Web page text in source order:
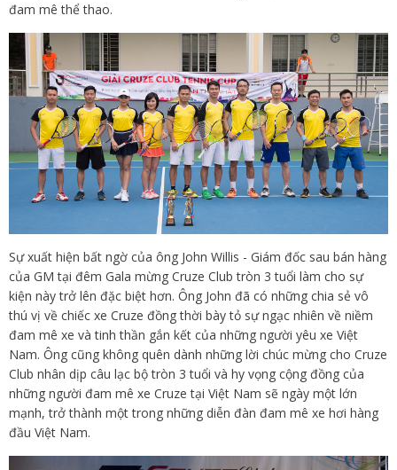
đam mê thể thao.
Sự xuất hiện bất ngờ của ông John Willis - Giám đốc sau bán hàng
của GM tại đêm Gala mừng Cruze Club tròn 3 tuổi làm cho sự
kiện này trở lên đặc biệt hơn. Ông John đã có những chia sẻ vô
thú vị về chiếc xe Cruze đồng thời bày tỏ sự ngạc nhiên về niềm
đam mê xe và tinh thần gắn kết của những người yêu xe Việt
Nam. Ông cũng không quên dành những lời chúc mừng cho Cruze
Club nhân dịp câu lạc bộ tròn 3 tuổi và hy vọng cộng đồng của
những người đam mê xe Cruze tại Việt Nam sẽ ngày một lớn
mạnh, trở thành một trong những diễn đàn đam mê xe hơi hàng
đầu Việt Nam.